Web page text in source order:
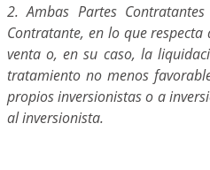
2. Ambas Partes
Contratante, en lo que
venta o, en su caso, la
tratamiento no menos
propios inversionistas o a
al inversionista.